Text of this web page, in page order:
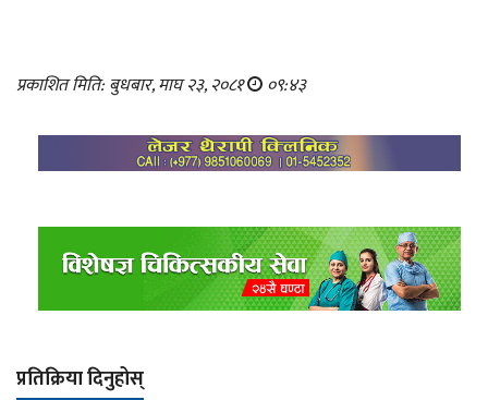
प्रकाशित मिति: बुधबार, माघ २३, २०८१ ०९:४३
प्रतिक्रिया दिनुहोस्